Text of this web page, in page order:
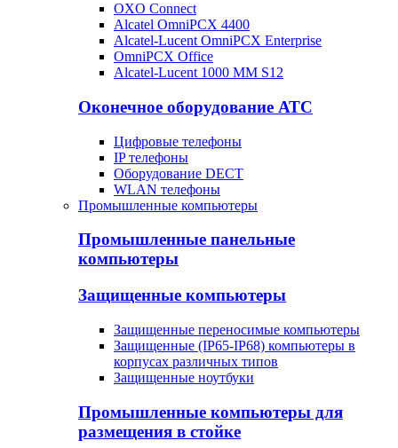
OXO Connect
Alcatel OmniPCX 4400
Alcatel-Lucent OmniPCX Enterprise
OmniPCX Office
Alcatel-Lucent 1000 MM S12
Оконечное оборудование АТС
Цифровые телефоны
IP телефоны
Оборудование DECT
WLAN телефоны
Промышленные компьютеры
Промышленные панельные
компьютеры
Защищенные компьютеры
Защищенные переносимые компьютеры
Защищенные (IP65-IP68) компьютеры в
корпусах различных типов
Защищенные ноутбуки
Промышленные компьютеры для
размещения в стойке